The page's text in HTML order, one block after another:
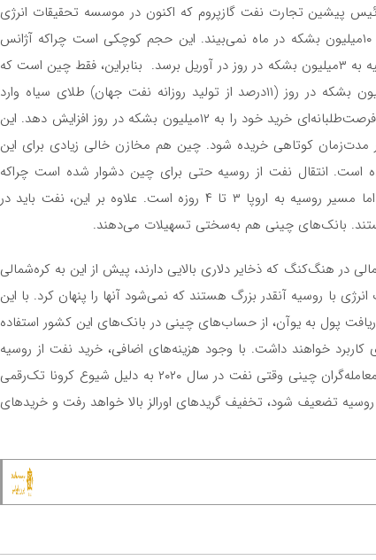
رئیس پیشین تجارت نفت گازپروم که اکنون در موسسه تحقیقات انرژی
آکسفورد است خرید نفت هند از روسیه را بیش از ۱۰‌میلیون بشکه در ماه نمی‌‌‌بیند. این حجم کوچکی است چراکه آژانس
بین‌المللی انرژی انتظار دارد نفت بدون مشتری روسیه به ۳‌میلیون بشکه در روز در آوریل برسد. بنابراین، فقط چین است که
می‌تواند روسیه را نجات دهد. این کشور ۵/ ۱۰‌میلیون بشکه در روز (۱۱‌درصد از تولید روزانه نفت جهان) طلای سیاه وارد
می‌کند. ایمیرویچ معتقد است چین می‌تواند به‌‌‌طور فرصت‌طلبانه‌‌‌ای خرید خود را به ۱۲‌میلیون بشکه در روز افزایش دهد. این
نفت روسیه در مدت‌‌‌زمان کوتاهی خریده شود. چین هم مخازن خالی زیادی برای این
است. انتقال نفت از روسیه حتی برای چین دشوار شده است چراکه
انتقال نفت از این کشور ۴۰ روز به‌‌‌طول می‌‌‌انجامد اما مسیر روسیه به اروپا ۳ تا ۴ روزه است. علاوه بر این، نفت باید در
بانک‌های چینی هم به‌‌‌سختی تسهیلات می‌دهند.
در هنگ‌‌‌کنگ که ذخایر دلاری بالایی دارند، پیش از این به کره‌شمالی
با روسیه آنقدر بزرگ هستند که نمی‌شود آنها را پنهان کرد. با این
پول به یوآن، از حساب‌‌‌های چینی در بانک‌های این کشور استفاده
خواهند داشت. با وجود هزینه‌‌‌های اضافی، خرید نفت از روسیه
می‌تواند پول زیادی ذخیره کند. این کاری است که معامله‌‌‌گران چینی وقتی نفت در سال ۲۰۲۰ به دلیل شیوع کرونا تک‌‌‌رقمی
تضعیف شود، تخفیف گریدهای اورالز بالا خواهد رفت و خریدهای